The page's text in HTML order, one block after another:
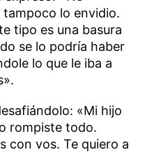
tampoco lo envidio.
tipo es una basura
se lo podría haber
lo que le iba a
«Mi hijo
rompiste todo.
con vos. Te quiero a